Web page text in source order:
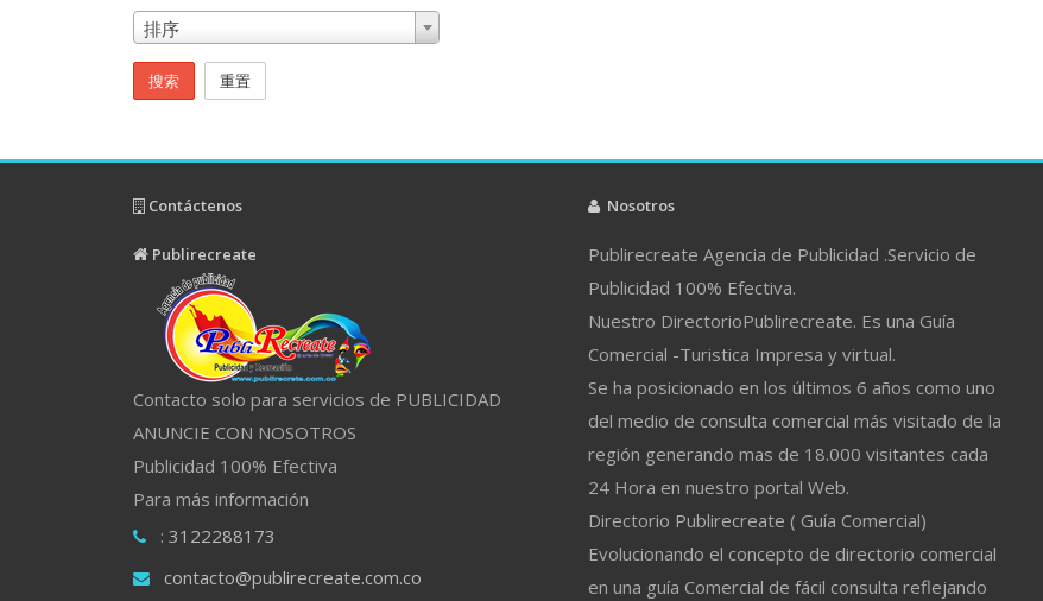
排序
搜索 重置
Contáctenos
Publirecreate
Contacto solo para servicios de PUBLICIDAD
ANUNCIE CON NOSOTROS
Publicidad 100% Efectiva
Para más información
: 3122288173
contacto@publirecreate.com.co
Nosotros
Publirecreate Agencia de Publicidad .Servicio de
Publicidad 100% Efectiva.
Nuestro DirectorioPublirecreate. Es una Guía
Comercial -Turistica Impresa y virtual.
Se ha posicionado en los últimos 6 años como uno
del medio de consulta comercial más visitado de la
región generando mas de 18.000 visitantes cada
24 Hora en nuestro portal Web.
Directorio Publirecreate ( Guía Comercial)
Evolucionando el concepto de directorio comercial
en una guía Comercial de fácil consulta reflejando